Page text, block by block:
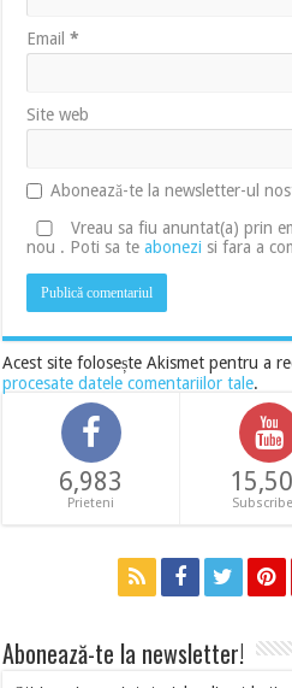
Email*
Site web
Abonează-te la newsletter-ul
Vreau sa fiu anuntat(a) prin
nou . Poti sa teabonezi si fara a
Acest site folosește Akismet pentru a
procesate datele comentariilor tale.
6,983
Prieteni
Abonează-te la newsletter!